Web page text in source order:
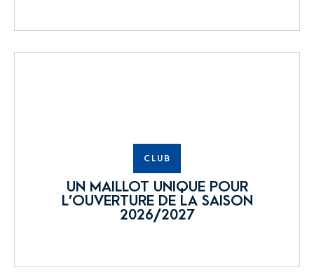
CLUB
UN MAILLOT UNIQUE POUR
L’OUVERTURE DE LA SAISON
2026/2027